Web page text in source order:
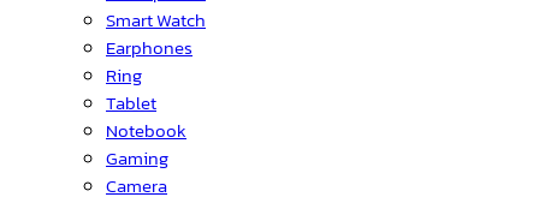
Smart Watch
Earphones
Ring
Tablet
Notebook
Gaming
Camera